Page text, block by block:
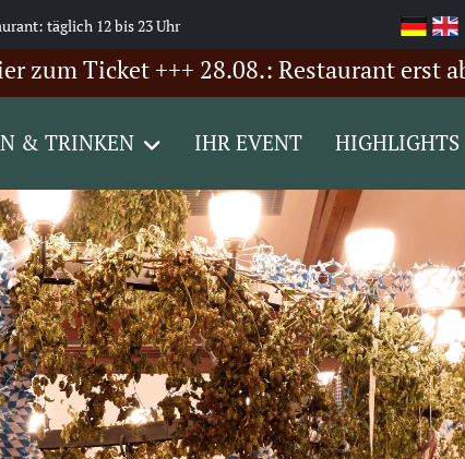
täglich 12 bis 23 Uhr
+++ 28.08.: Restaurant erst ab 18
& TRINKEN IHR EVENT HIGHLIGHTS